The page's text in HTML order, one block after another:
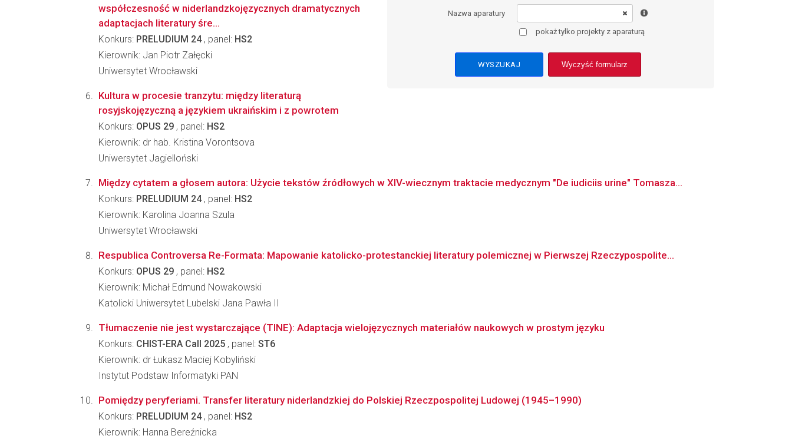
Nazwa aparatury
pokaż tylko projekty z aparaturą
Wyczyść formularz
współczesność w niderlandzkojęzycznych dramatycznych
adaptacjach literatury śre...
Konkurs: PRELUDIUM 24, panel: HS2
Kierownik: Jan Piotr Załęcki
Uniwersytet Wrocławski
Kultura w procesie tranzytu: między literaturą
rosyjskojęzyczną a językiem ukraińskim i z powrotem
Konkurs: OPUS 29 , panel: HS2
Kierownik: dr hab. Kristina Vorontsova
Uniwersytet Jagielloński
Między cytatem a głosem autora: Użycie tekstów źródłowych w XIV-wiecznym traktacie medycznym "De iudiciis urine" Tomasza...
Konkurs: PRELUDIUM 24, panel: HS2
Kierownik: Karolina Joanna Szula
Uniwersytet Wrocławski
Respublica Controversa Re-Formata: Mapowanie katolicko-protestanckiej literatury polemicznej w Pierwszej Rzeczypospolite...
Konkurs: OPUS 29 , panel: HS2
Kierownik: Michał Edmund Nowakowski
Katolicki Uniwersytet Lubelski Jana Pawła II
Tłumaczenie nie jest wystarczające (TINE): Adaptacja wielojęzycznych materiałów naukowych w prostym języku
Konkurs: CHIST-ERA Call 2025 , panel: ST6
Kierownik: dr Łukasz Maciej Kobyliński
Instytut Podstaw Informatyki PAN
Pomiędzy peryferiami. Transfer literatury niderlandzkiej do Polskiej Rzeczpospolitej Ludowej (1945–1990)
Konkurs: PRELUDIUM 24, panel: HS2
Kierownik: Hanna Bereźnicka